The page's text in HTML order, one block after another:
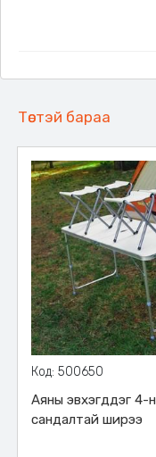
Төстэй бараа
Код: 500650
Аяны эвхэгддэг 4-н
сандалтай ширээ